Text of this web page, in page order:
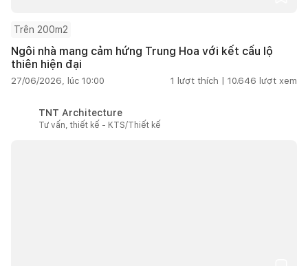
Trên 200m2
Ngôi nhà mang cảm hứng Trung Hoa với kết cấu lộ
thiên hiện đại
27/06/2026, lúc 10:00 1 lượt thích | 10.646 lượt xem
TNT Architecture
Tư vấn, thiết kế - KTS/Thiết kế